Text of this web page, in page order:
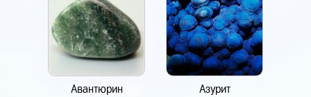
Авантюрин Азурит